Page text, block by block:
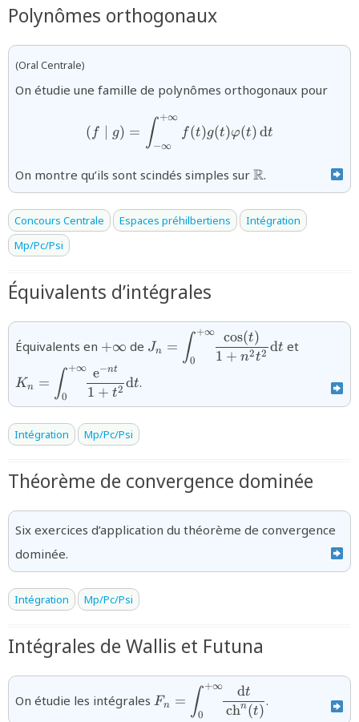
Polynômes orthogonaux
(Oral Centrale)
On étudie une famille de polynômes orthogonaux pour
{(f\mid
( f g) = ∫−∞
+∞
f (t)g(t)φ(t)dt
On montre qu’ils sont scindés simples sur {\mathbb{R}}
R.
Concours Centrale Espaces préhilbertiens
Intégration
Mp/Pc/Psi
Équivalents d’intégrales
Équivalents en
{+\infty}
+∞ de {1+n^{2}t^{2}}\text{d}t}
Jn = ∫0
+∞
1 + n2t2
cos(t)
dt et
Kn = ∫0
+∞
1 + t2
e−nt
dt.
Intégration Mp/Pc/Psi
Théorème de convergence dominée
Six exercices d’application du théorème de convergence
dominée.
Intégration Mp/Pc/Psi
Intégrales de Wallis et Futuna
On étudie les intégrales {\,\text{ch}^{n}(t)}}
Fn = ∫0
+∞
chn(t)
dt
.